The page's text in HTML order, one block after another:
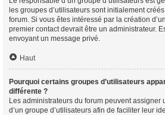
les groupes d’utilisateurs sont initialement
forum. Si vous êtes intéressé par la création
premier contact devrait être un administrateur.
envoyant un message privé.
Haut
Pourquoi certains groupes d’utilisateurs
différente ?
Les administrateurs du forum peuvent assigner
d’un groupe d’utilisateurs afin de faciliter leur